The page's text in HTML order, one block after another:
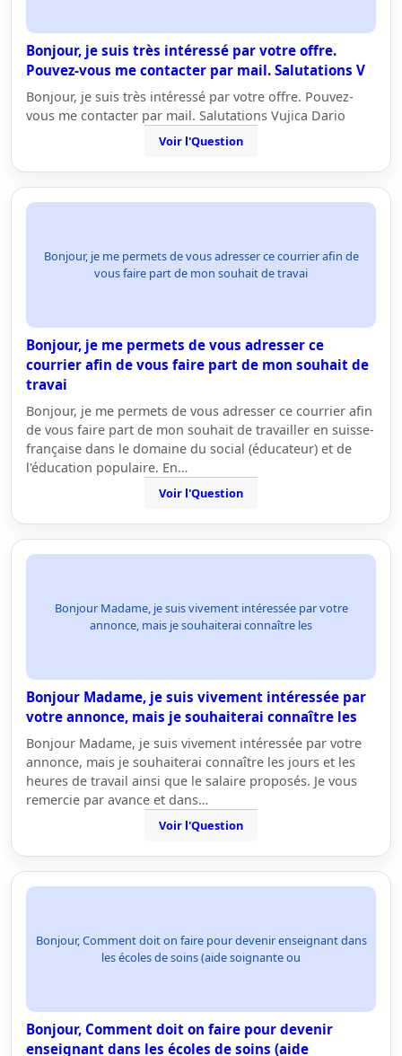
Bonjour, je suis très intéressé par votre offre.
Pouvez-vous me contacter par mail. Salutations V
Bonjour, je suis très intéressé par votre offre. Pouvez-
vous me contacter par mail. Salutations Vujica Dario
Voir l'Question
Bonjour, je me permets de vous adresser ce courrier afin de
vous faire part de mon souhait de travai
Bonjour, je me permets de vous adresser ce
courrier afin de vous faire part de mon souhait de
travai
Bonjour, je me permets de vous adresser ce courrier afin
de vous faire part de mon souhait de travailler en suisse-
française dans le domaine du social (éducateur) et de
l'éducation populaire. En…
Voir l'Question
Bonjour Madame, je suis vivement intéressée par votre
annonce, mais je souhaiterai connaître les
Bonjour Madame, je suis vivement intéressée par
votre annonce, mais je souhaiterai connaître les
Bonjour Madame, je suis vivement intéressée par votre
annonce, mais je souhaiterai connaître les jours et les
heures de travail ainsi que le salaire proposés. Je vous
remercie par avance et dans…
Voir l'Question
Bonjour, Comment doit on faire pour devenir enseignant dans
les écoles de soins (aide soignante ou
Bonjour, Comment doit on faire pour devenir
enseignant dans les écoles de soins (aide